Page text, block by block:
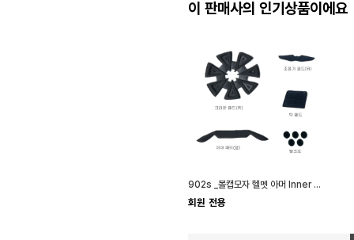
이 판매사의 인기상품이에요
902s _볼캡모자 헬멧 아머 Inner Pad(Liner)-LAR20
회원 전용